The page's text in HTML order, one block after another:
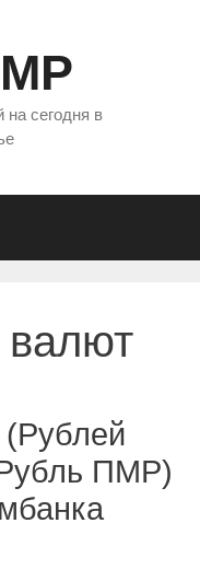
сегодня в
валют
(Рублей
ПМР)